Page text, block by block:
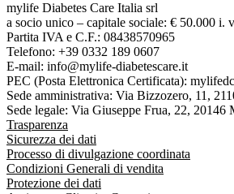
mylife Diabetes Care Italia srl
a socio unico – capitale sociale: € 50.000 i.
Partita IVA e C.F.: 08438570965
Telefono: +39 0332 189 0607
E-mail: info@mylife-diabetescare.it
PEC (Posta Elettronica Certificata):
Sede amministrativa: Via Bizzozero, 11,
Sede legale: Via Giuseppe Frua, 22,
Trasparenza
Sicurezza dei dati
Processo di divulgazione coordinata
Condizioni Generali di vendita
Protezione dei dati